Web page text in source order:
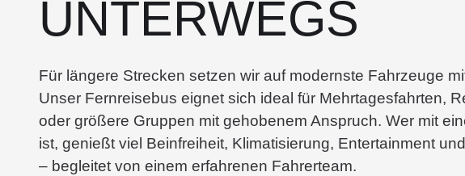
UNTERWEGS
Für längere Strecken setzen wir auf modernste Fahrzeuge
Unser Fernreisebus eignet sich ideal für Mehrtagesfahrten,
oder größere Gruppen mit gehobenem Anspruch. Wer mit
ist, genießt viel Beinfreiheit, Klimatisierung, Entertainment
– begleitet von einem erfahrenen Fahrerteam.